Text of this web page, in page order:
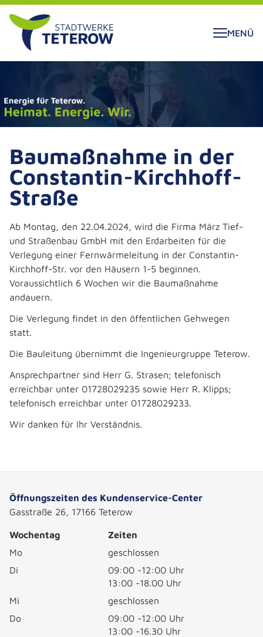
SPRINGEN
MENÜ
Baumaßnahme in der
Constantin-Kirchhoff-
Straße
Ab Montag, den 22.04.2024, wird die Firma März Tief-
und Straßenbau GmbH mit den Erdarbeiten für die
Verlegung einer Fernwärmeleitung in der Constantin-
Kirchhoff-Str. vor den Häusern 1-5 beginnen.
Voraussichtlich 6 Wochen wir die Baumaßnahme
andauern.
Die Verlegung findet in den öffentlichen Gehwegen
statt.
Die Bauleitung übernimmt die Ingenieurgruppe Teterow.
Ansprechpartner sind Herr G. Strasen; telefonisch
erreichbar unter 01728029235 sowie Herr R. Klipps;
telefonisch erreichbar unter 01728029233.
Wir danken für Ihr Verständnis.
Öffnungszeiten des Kundenservice-Center
Gasstraße 26, 17166 Teterow
Wochentag
Zeiten
Mo
geschlossen
Di
09:00 -12:00 Uhr
13:00 -18.00 Uhr
Mi
geschlossen
Do
09:00 -12:00 Uhr
13:00 -16.30 Uhr